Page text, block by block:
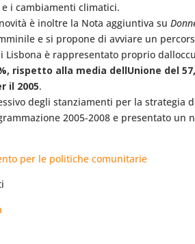
i cambiamenti climatici.
è inoltre la Nota aggiuntiva su
e si propone di avviare un
Lisbona è rappresentato proprio
rispetto alla media dellUnione del
il 2005.
degli stanziamenti per la
2005-2008 e presentato
per le politiche comunitarie